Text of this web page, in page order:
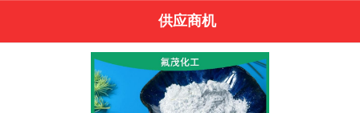
供应商机